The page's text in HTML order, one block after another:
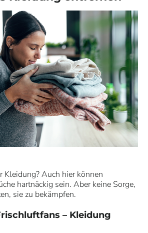
Kleidung? Auch hier können
hartnäckig sein. Aber keine Sorge,
sie zu bekämpfen.
– Kleidung